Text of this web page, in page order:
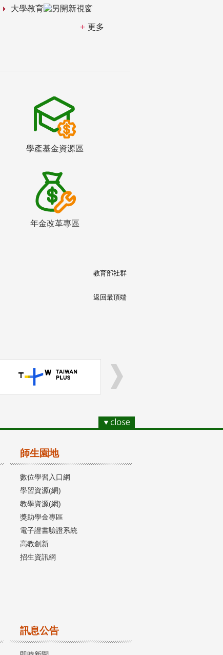
大學教育
更多
學產基金資源區
年金改革專區
教育部社群
返回最頂端
師生園地
數位學習入口網
學習資源(網)
教學資源(網)
獎助學金專區
電子證書驗證系統
高教創新
招生資訊網
訊息公告